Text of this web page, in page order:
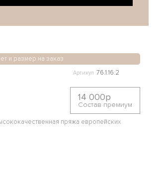
и размер на заказ
Артикул 76.1.16.2
14 000р
Состав премиум
пряжа европейских